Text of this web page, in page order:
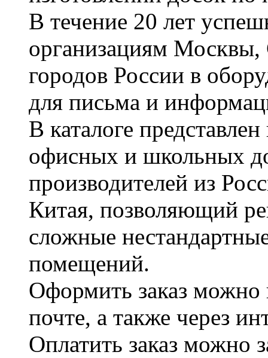
В течение 20 лет
организациям Москвы,
городов России в
для письма и
В каталоге
офисных и школьных
производителей из
Китая, позволяющий
сложные
помещений.
Оформить заказ можно
почте, а также через
Оплатить заказ можно